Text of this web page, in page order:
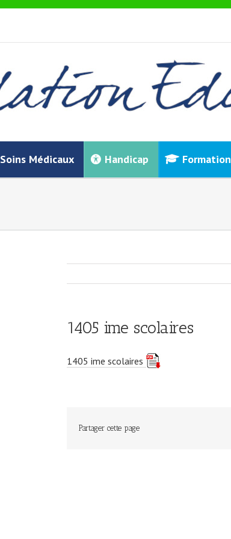
Soins Médicaux Handicap Formation
1405 ime scolaires
1405 ime scolaires
Partager cette page